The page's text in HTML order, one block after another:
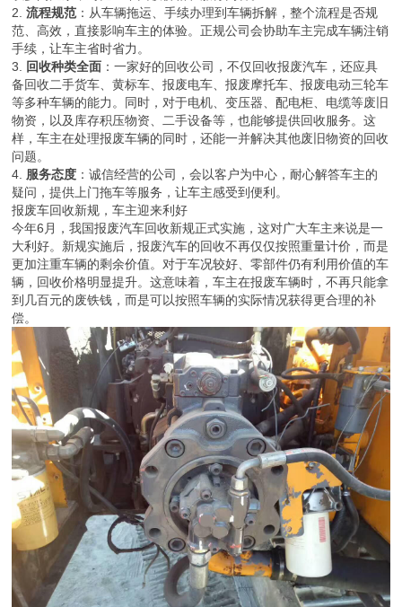
2.流程规范 ：从车辆拖运、手续办理到车辆拆解，整个流程是否规
范、高效，直接影响车主的体验。正规公司会协助车主完成车辆注销
手续，让车主省时省力。
3.
回收种类全面 ：一家好的回收公司，不仅回收报废汽车，还应具
备回收二手货车、黄标车、报废电车、报废摩托车、报废电动三轮车
等多种车辆的能力。同时，对于电机、变压器、配电柜、电缆等废旧
物资，以及库存积压物资、二手设备等，也能够提供回收服务。这
样，车主在处理报废车辆的同时，还能一并解决其他废旧物资的回收
问题。
4. 服务态度 ：诚信经营的公司，会以客户为中心，耐心解答车主的
疑问，提供上门拖车等服务，让车主感受到便利。
报废车回收新规，车主迎来利好
今年6月，我国报废汽车回收新规正式实施，这对广大车主来说是一
大利好。新规实施后，报废汽车的回收不再仅仅按照重量计价，而是
更加注重车辆的剩余价值。对于车况较好、零部件仍有利用价值的车
辆，回收价格明显提升。这意味着，车主在报废车辆时，不再只能拿
到几百元的废铁钱，而是可以按照车辆的实际情况获得更合理的补
偿。